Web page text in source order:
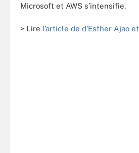
Microsoft et AWS s’intensifie.
> Lire l’article de d’Esther Ajao